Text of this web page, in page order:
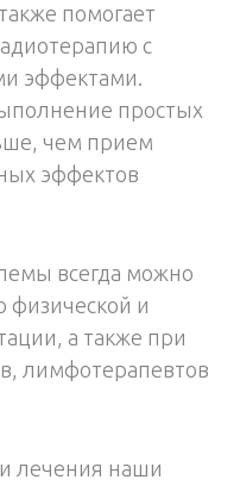
помогает
с
эффектами.
простых
чем прием
эффектов
всегда можно
физической и
а также при
лимфотерапевтов
лечения наши